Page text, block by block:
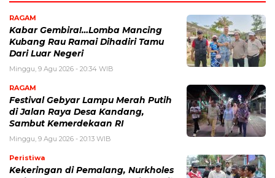
RAGAM
Kabar Gembira!…Lomba Mancing
Kubang Rau Ramai Dihadiri Tamu
Dari Luar Negeri
Minggu, 9 Agu 2026 - 20:34 WIB
RAGAM
Festival Gebyar Lampu Merah Putih
di Jalan Raya Desa Kandang,
Sambut Kemerdekaan RI
Minggu, 9 Agu 2026 - 20:13 WIB
Peristiwa
Kekeringan di Pemalang, Nurkholes